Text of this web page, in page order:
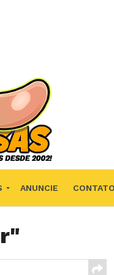
ANUNCIE CONTATO